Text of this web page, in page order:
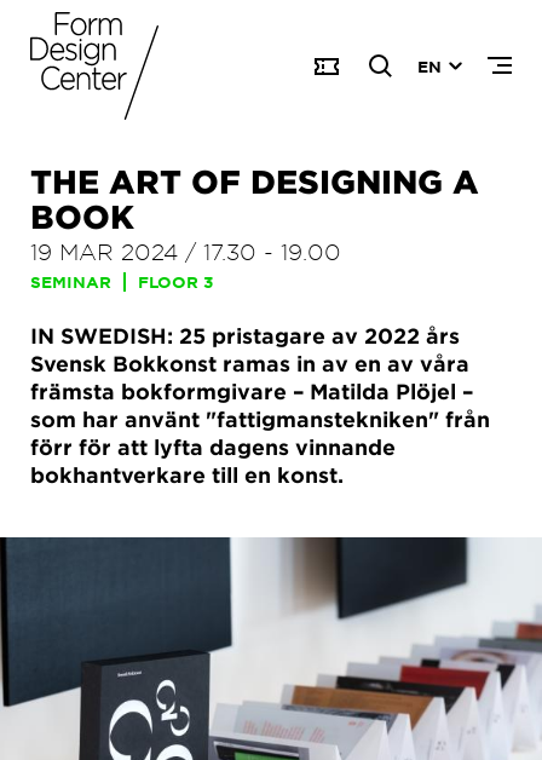
EN
THE ART OF DESIGNING A
BOOK
19 MAR 2024 / 17.30 - 19.00
SEMINAR FLOOR 3
IN SWEDISH: 25 pristagare av 2022 års
Svensk Bokkonst ramas in av en av våra
främsta bokformgivare – Matilda Plöjel –
som har använt "fattigmanstekniken" från
förr för att lyfta dagens vinnande
bokhantverkare till en konst.